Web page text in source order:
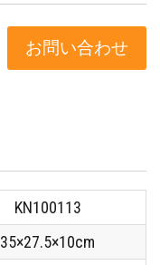
お問い合わせ
KN100113
35×27.5×10cm